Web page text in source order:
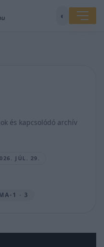
◐
és kapcsolódó archív
JÚL. 29.
1 · 3